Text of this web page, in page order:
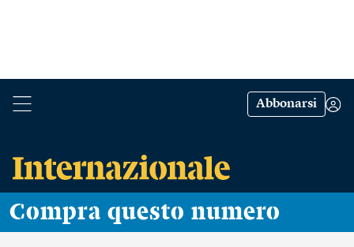
Abbonarsi
Compra questo numero